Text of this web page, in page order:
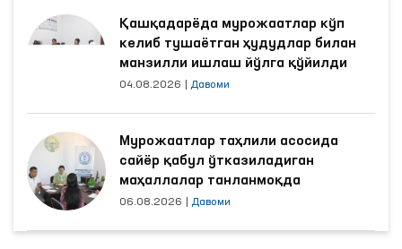
Қашқадарёда мурожаатлар кўп
келиб тушаётган ҳудудлар билан
манзилли ишлаш йўлга қўйилди
04.08.2026 Давоми
Мурожаатлар таҳлили асосида
сайёр қабул ўтказиладиган
маҳаллалар танланмоқда
06.08.2026 Давоми